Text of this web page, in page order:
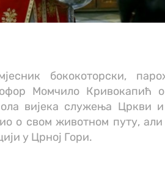
бококоторски,
Момчило Кривокапић
вијека служења Цркви
о свом животном путу, али
у Црној Гори.